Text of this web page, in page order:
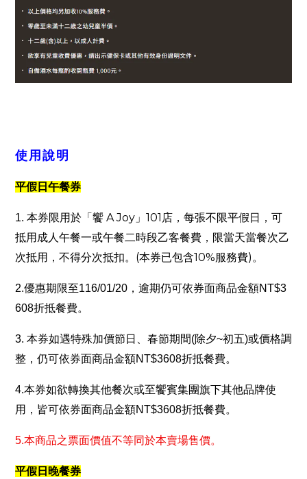
使用說明
平假日午餐券
1. 本券限用於「饗 A Joy 」 101 店，每張不限平假日，可
抵用成人午餐一或午餐二時段乙客餐費，限當天當餐次乙
次抵用，不得分次抵扣。 (本券已包含10%服務費) 。
2.優惠期限至116/01/20 ，逾期仍可依券面商品金額NT$3
608折抵餐費。
3. 本券如遇特殊加價節日、春節期間(除夕~初五)或價格調
整，仍可依券面商品金額NT$3608折抵餐費。
4.本券如欲轉換其他餐次或至饗賓集團旗下其他品牌使
用，皆可依券面商品金額NT$3608折抵餐費。
5.本商品之票面價值不等同於本賣場售價。
平假日晚餐券